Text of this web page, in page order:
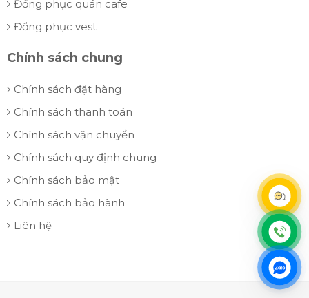
Đồng phục quán cafe
Đồng phục vest
Chính sách chung
Chính sách đặt hàng
Chính sách thanh toán
Chính sách vận chuyển
Chính sách quy định chung
Chính sách bảo mật
Chính sách bảo hành
Liên hệ